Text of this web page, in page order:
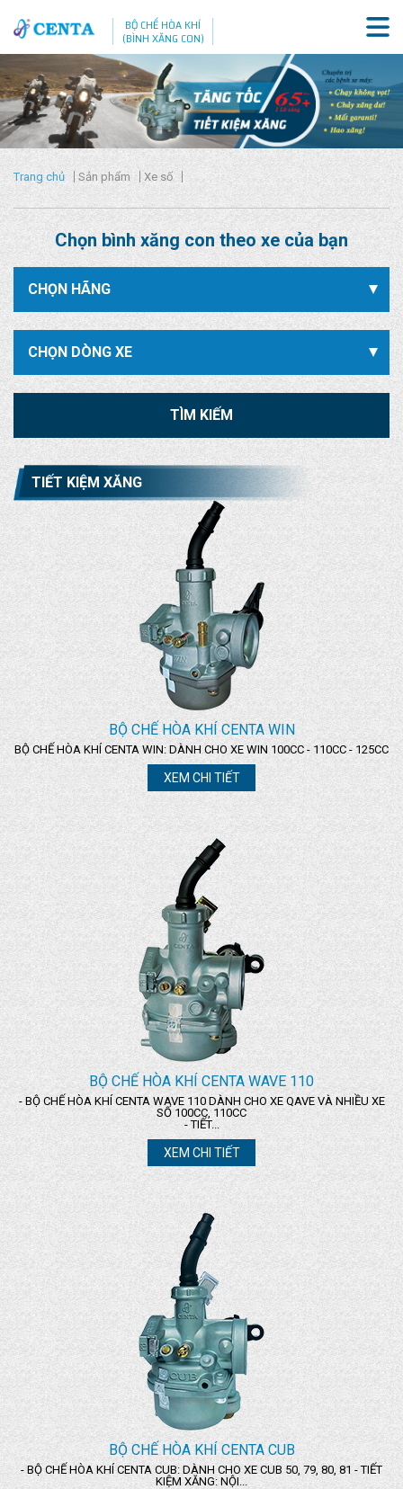
BỘ CHẾ HÒA KHÍ
(BÌNH XĂNG CON)
Trang chủ Sản phẩm Xe số
Chọn bình xăng con theo xe của bạn
CHỌN HÃNG
CHỌN DÒNG XE
TIẾT KIỆM XĂNG
BỘ CHẾ HÒA KHÍ CENTA WIN
BỘ CHẾ HÒA KHÍ CENTA WIN: DÀNH CHO XE WIN 100CC - 110CC - 125CC
XEM CHI TIẾT
BỘ CHẾ HÒA KHÍ CENTA WAVE 110
- BỘ CHẾ HÒA KHÍ CENTA WAVE 110 DÀNH CHO XE QAVE VÀ NHIỀU XE
SỐ 100CC, 110CC
- TIẾT...
XEM CHI TIẾT
BỘ CHẾ HÒA KHÍ CENTA CUB
- BỘ CHẾ HÒA KHÍ CENTA CUB: DÀNH CHO XE CUB 50, 79, 80, 81 - TIẾT
KIỆM XĂNG: NỘI...